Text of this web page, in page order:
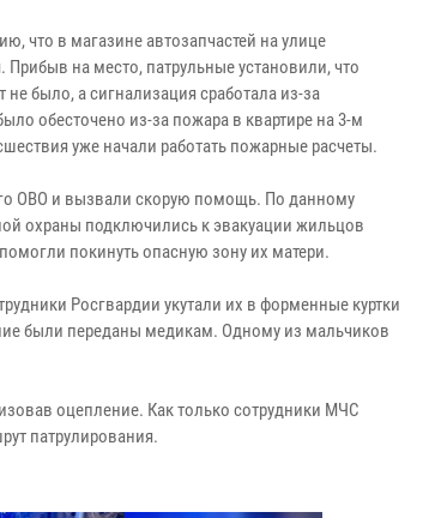
что в магазине автозапчастей на улице
Прибыв на место, патрульные установили, что
было, а сигнализация сработала из-за
обесточено из-за пожара в квартире на 3-м
уже начали работать пожарные расчеты.
ОВО и вызвали скорую помощь. По данному
охраны подключились к эвакуации жильцов
покинуть опасную зону их матери.
Росгвардии укутали их в форменные куртки
были переданы медикам. Одному из мальчиков
оцепление. Как только сотрудники МЧС
патрулирования.